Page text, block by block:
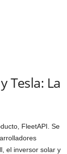
Tesla: La
FleetAPI. Se
el inversor solar y